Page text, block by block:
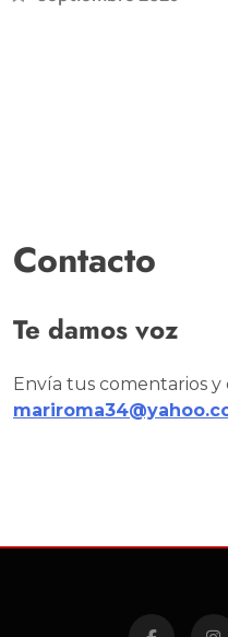
Contacto
Te damos voz
Envía tus comentarios y